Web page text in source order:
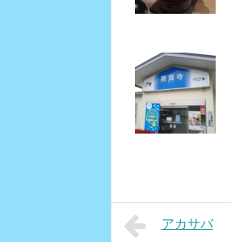
アカサバ